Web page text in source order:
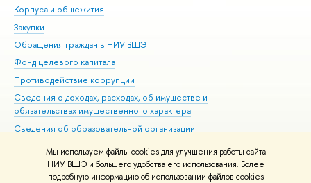
Мы используем файлы cookies для улучшения работы сайта
НИУ ВШЭ и большего удобства его использования. Более
подробную информацию об использовании файлов cookies
Корпуса и общежития
Закупки
Обращения граждан в НИУ ВШЭ
Фонд целевого капитала
Противодействие коррупции
Сведения о доходах, расходах, об имуществе и
обязательствах имущественного характера
Сведения об образовательной организации
Людям с ограниченными возможностями здоровья
Единая платежная страница